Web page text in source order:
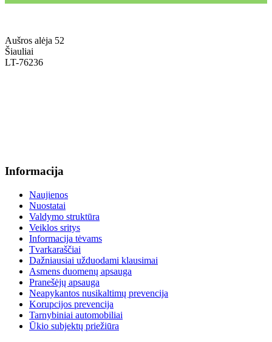
Aušros alėja 52
Šiauliai
LT-76236
Informacija
Naujienos
Nuostatai
Valdymo struktūra
Veiklos sritys
Informacija tėvams
Tvarkaraščiai
Dažniausiai užduodami klausimai
Asmens duomenų apsauga
Pranešėjų apsauga
Neapykantos nusikaltimų prevencija
Korupcijos prevencija
Tarnybiniai automobiliai
Ūkio subjektų priežiūra